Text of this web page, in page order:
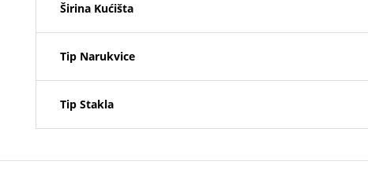
Širina Kućišta
Tip Narukvice
Tip Stakla